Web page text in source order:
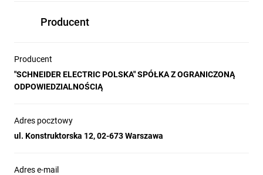
Producent
Producent
"SCHNEIDER ELECTRIC POLSKA" SPÓŁKA Z OGRANICZONĄ
ODPOWIEDZIALNOŚCIĄ
Adres pocztowy
ul. Konstruktorska 12, 02-673 Warszawa
Adres e-mail